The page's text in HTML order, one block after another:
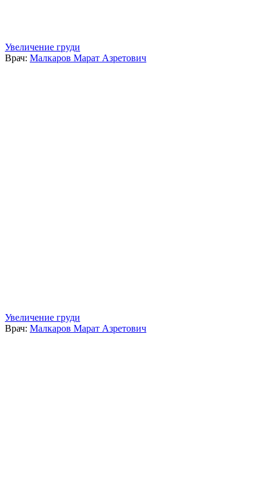
Увеличение груди
Врач: Малкаров Марат Азретович
Увеличение груди
Врач: Малкаров Марат Азретович